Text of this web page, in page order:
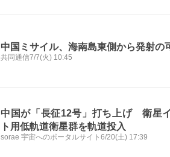
中国ミサイル、海南島東側から発射の
共同通信7/7(火) 10:45
中国が「長征12号」打ち上げ 衛星
ト用低軌道衛星群を軌道投入
sorae 宇宙へのポータルサイト 6/20(土) 17:39